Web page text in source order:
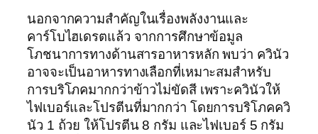
นอกจากความสำคัญในเรื่องพลังงานและ
คาร์โบไฮเดรตแล้ว จากการศึกษาข้อมูล
โภชนาการทางด้านสารอาหารหลัก พบว่า ควินัว
อาจจะเป็นอาหารทางเลือกที่เหมาะสมสำหรับ
การบริโภคมากกว่าข้าวไม่ขัดสี เพราะควินัวให้
ไฟเบอร์และโปรตีนที่มากกว่า โดยการบริโภคควิ
นัว 1 ถ้วย ให้โปรตีน 8 กรัม และไฟเบอร์ 5 กรัม